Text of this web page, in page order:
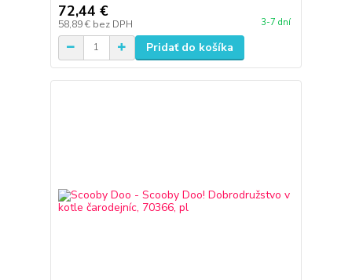
72,44 €
58,89 € bez DPH 3-7 dní
Pridať do košíka